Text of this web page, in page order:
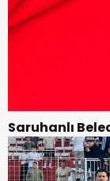
Saruhanlı